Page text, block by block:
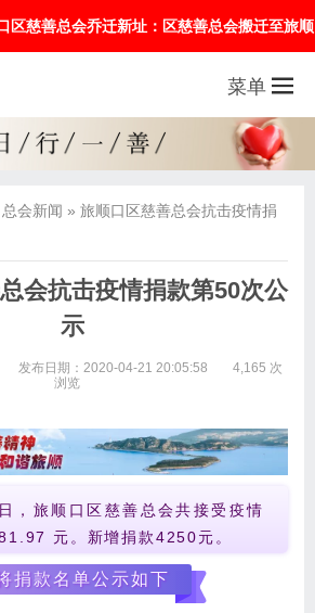
善总会乔迁新址：区慈善总会搬迁至旅顺口
菜单
总会新闻 » 旅顺口区慈善总会抗击疫情捐
会抗击疫情捐款第50次公
示
发布日期：2020-04-21 20:05:58
4,165 次
浏览
，旅顺口区慈善总会共接受疫情
元。新增捐款4250元。
捐款名单公示如下